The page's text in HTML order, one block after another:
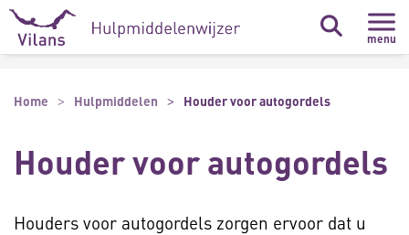
Naar hoofdinhoud
Naar footer
menu
Home Hulpmiddelen Houder voor autogordels
Houder voor autogordels
Houders voor autogordels zorgen ervoor dat u